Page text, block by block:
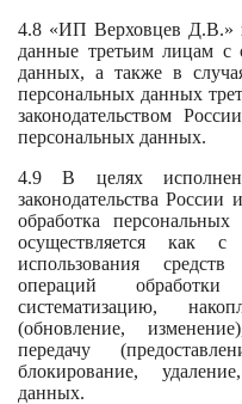
4.8 «ИП Верховцев Д.В.»
данные третьим лицам с
данных, а также в
персональных данных
законодательством
персональных данных.
4.9 В целях
законодательства России
обработка
осуществляется как
использования
операций
систематизацию,
(обновление,
передачу
блокирование,
данных.